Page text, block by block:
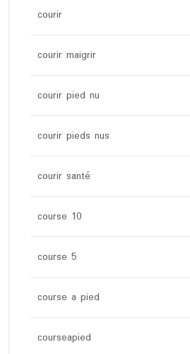
courir
courir maigrir
courir pied nu
courir pieds nus
courir santé
course 10
course 5
course a pied
courseapied